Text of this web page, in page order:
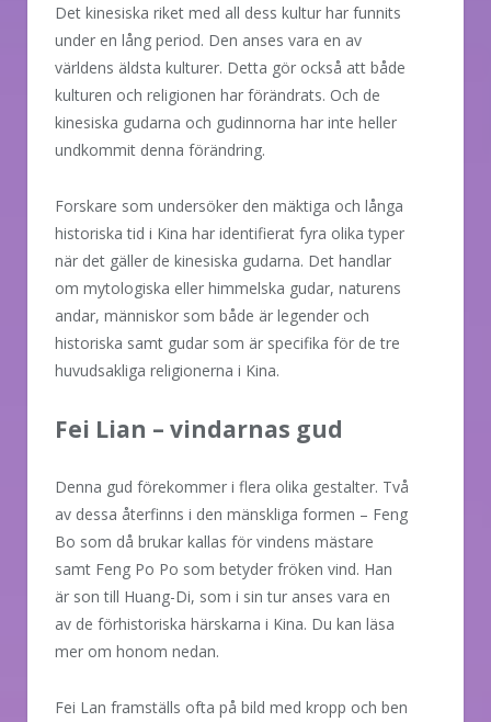
Det kinesiska riket med all dess kultur har funnits
under en lång period. Den anses vara en av
världens äldsta kulturer. Detta gör också att både
kulturen och religionen har förändrats. Och de
kinesiska gudarna och gudinnorna har inte heller
undkommit denna förändring.
Forskare som undersöker den mäktiga och långa
historiska tid i Kina har identifierat fyra olika typer
när det gäller de kinesiska gudarna. Det handlar
om mytologiska eller himmelska gudar, naturens
andar, människor som både är legender och
historiska samt gudar som är specifika för de tre
huvudsakliga religionerna i Kina.
Fei Lian – vindarnas gud
Denna gud förekommer i flera olika gestalter. Två
av dessa återfinns i den mänskliga formen – Feng
Bo som då brukar kallas för vindens mästare
samt Feng Po Po som betyder fröken vind. Han
är son till Huang-Di, som i sin tur anses vara en
av de förhistoriska härskarna i Kina. Du kan läsa
mer om honom nedan.
Fei Lan framställs ofta på bild med kropp och ben